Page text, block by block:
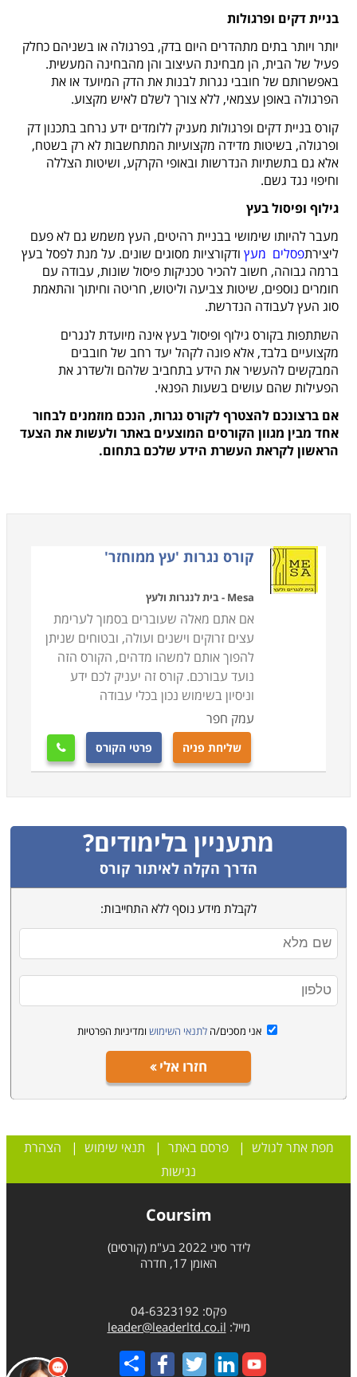
בניית דקים ופרגולות
יותר ויותר בתים מתהדרים היום בדק, בפרגולה או בשניהם כחלק
פעיל של הבית, הן מבחינת העיצוב והן מהבחינה המעשית.
באפשרותם של חובבי נגרות לבנות את הדק המיועד או את
הפרגולה באופן עצמאי, ללא צורך לשלם לאיש מקצוע.
קורס בניית דקים ופרגולות מעניק ללומדים ידע נרחב בתכנון דק
ופרגולה, בשיטות מדידה מקצועיות המתחשבות לא רק בשטח,
אלא גם בתשתיות הנדרשות ובאופי הקרקע, ושיטות הצללה
וחיפוי נגד גשם.
גילוף ופיסול בעץ
מעבר להיותו שימושי בבניית רהיטים, העץ משמש גם לא פעם
ליצירתפסלים מעץ ודקורציות מסוגים שונים. על מנת לפסל בעץ
ברמה גבוהה, חשוב להכיר טכניקות פיסול שונות, עבודה עם
חומרים נוספים, שיטות צביעה וליטוש, חריטה וחיתוך והתאמת
סוג העץ לעבודה הנדרשת.
השתתפות בקורס גילוף ופיסול בעץ אינה מיועדת לנגרים
מקצועיים בלבד, אלא פונה לקהל יעד רחב של חובבים
המבקשים להעשיר את הידע בתחביב שלהם ולשדרג את
הפעילות שהם עושים בשעות הפנאי.
אם ברצונכם להצטרף לקורס נגרות, הנכם מוזמנים לבחור
אחד מבין מגוון הקורסים המוצעים באתר ולעשות את הצעד
הראשון לקראת העשרת הידע שלכם בתחום.
קורס נגרות 'עץ ממוחזר'
Mesa - בית לנגרות ולעץ
אם אתם מאלה שעוברים בסמוך לערימת
עצים זרוקים וישנים ועולה, ובטוחים שניתן
להפוך אותם למשהו מדהים, הקורס הזה
נועד עבורכם. קורס זה יעניק לכם ידע
וניסיון בשימוש נכון בכלי עבודה
עמק חפר
שליחת פניה פרטי הקורס 
מתעניין בלימודים?
הדרך הקלה לאיתור קורס
לקבלת מידע נוסף ללא התחייבות:
אני מסכים/ה לתנאי השימוש ומדיניות הפרטיות
חזרו אלי
מפת אתר לגולש |פרסם באתר | תנאי שימוש | הצהרת
נגישות
Coursim
לידר סיני 2022 בע"מ (קורסים)
האומן 17, חדרה
פקס: 04-6323192
מייל: leader@leaderltd.co.il
Share